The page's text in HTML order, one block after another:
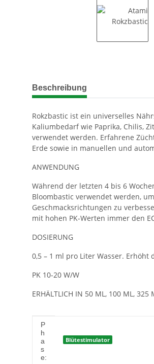
weitere Registerkarten anzeigen
Beschreibung
Rokzbastic ist ein universelles
Kaliumbedarf wie Paprika, Chilis,
verwendet werden. Erfahrene
Erde sowie in manuellen und
ANWENDUNG
Während der letzten 4 bis 6
Bloombastic verwendet werden,
Geschmacksrichtungen zu
mit hohen PK-Werten immer den
DOSIERUNG
0,5 – 1 ml pro Liter Wasser.
PK 10-20 W/W
ERHÄLTLICH IN 50 ML, 100 ML, 325
Produkteigenschaft
Wert
P
h
a
s
e:
Blütestimulator